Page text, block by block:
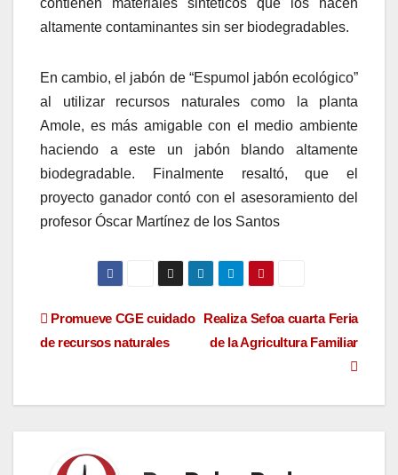
altamente contaminantes sin ser biodegradables.
En cambio, el jabón de “Espumol jabón ecológico”
al utilizar recursos naturales como la planta
Amole, es más amigable con el medio ambiente
haciendo a este un jabón blando altamente
biodegradable. Finalmente resaltó, que el
proyecto ganador contó con el asesoramiento del
profesor Óscar Martínez de los Santos
Navegación
entradas
Realiza Sefoa cuarta Feria
de la Agricultura Familiar
Promueve CGE cuidado
de recursos naturales